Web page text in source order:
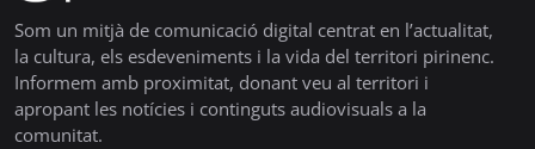
Som un mitjà de comunicació digital centrat en l’actualitat,
la cultura, els esdeveniments i la vida del territori pirinenc.
Informem amb proximitat, donant veu al territori i
apropant les notícies i continguts audiovisuals a la
comunitat.